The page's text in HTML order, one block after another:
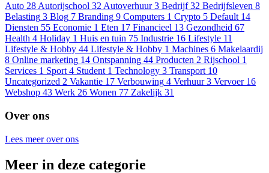
Auto 28Autorijschool 32Autoverhuur 3 Bedrijf 32 Bedrijfsleven 8
Belasting 3 Blog 7 Branding 9 Computers 1 Crypto 5 Default 14
Diensten 55 Economie 1 Eten 17 Financieel 13 Gezondheid 67
Health 4 Holiday 1 Huis en tuin 75 Industrie 16 Lifestyle 11
Lifestyle & Hobby 44 Lifestyle & Hobby 1 Machines 6 Makelaardij
8 Online marketing 14 Ontspanning 44 Producten 2 Rijschool 1
Services 1 Sport 4 Student 1 Technology 3 Transport 10
Uncategorized 2 Vakantie 17 Verbouwing 4 Verhuur 3 Vervoer 16
Webshop 43 Werk 26 Wonen 77 Zakelijk 31
Over ons
Lees meer over ons
Meer in deze categorie